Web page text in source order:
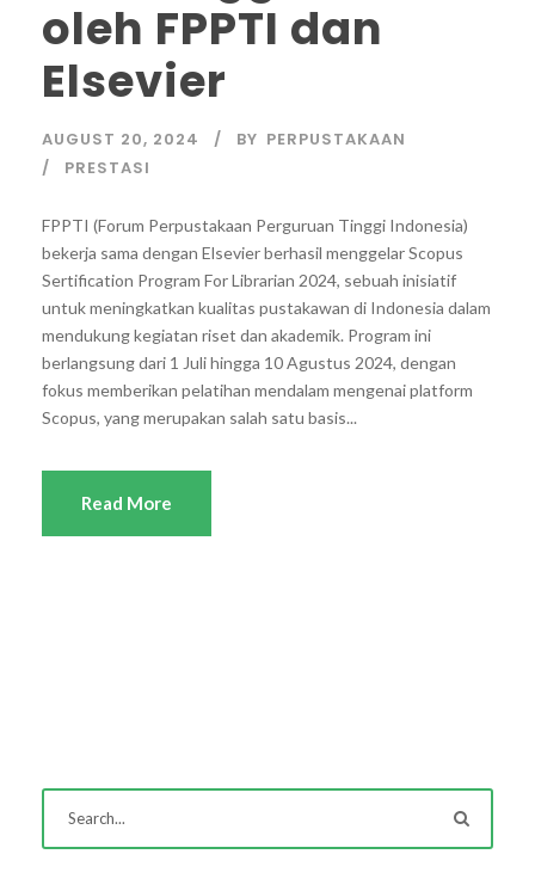
oleh FPPTI dan
Elsevier
AUGUST 20, 2024 BY PERPUSTAKAAN
PRESTASI
FPPTI (Forum Perpustakaan Perguruan Tinggi Indonesia)
bekerja sama dengan Elsevier berhasil menggelar Scopus
Sertification Program For Librarian 2024, sebuah inisiatif
untuk meningkatkan kualitas pustakawan di Indonesia dalam
mendukung kegiatan riset dan akademik. Program ini
berlangsung dari 1 Juli hingga 10 Agustus 2024, dengan
fokus memberikan pelatihan mendalam mengenai platform
Scopus, yang merupakan salah satu basis...
Read More